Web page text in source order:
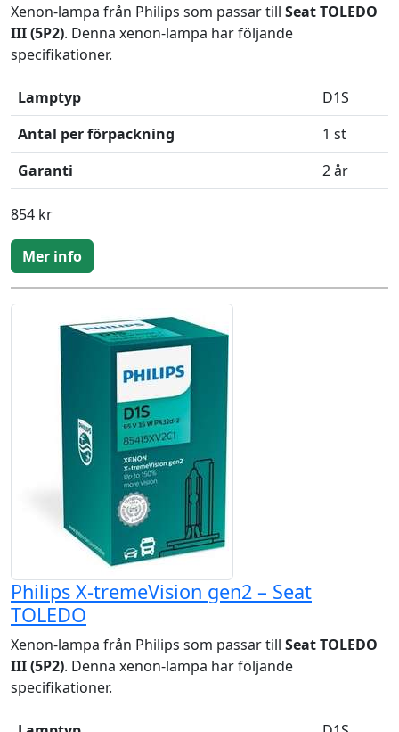
Xenon-lampa från Philips som passar till Seat TOLEDO
III (5P2). Denna xenon-lampa har följande
specifikationer.
Lamptyp
D1S
Antal per förpackning
1 st
Garanti
2 år
854 kr
Mer info
Philips X-tremeVision gen2 – Seat
TOLEDO
Xenon-lampa från Philips som passar till Seat TOLEDO
III (5P2). Denna xenon-lampa har följande
specifikationer.